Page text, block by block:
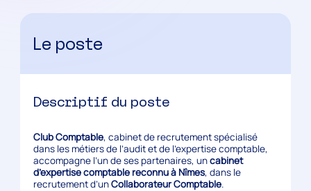
Le poste
Descriptif du poste
Club Comptable, cabinet de recrutement spécialisé
dans les métiers de l’audit et de l’expertise comptable,
accompagne l’un de ses partenaires, uncabinet
d’expertise comptable reconnu à Nîmes, dans le
recrutement d’unCollaborateur Comptable.